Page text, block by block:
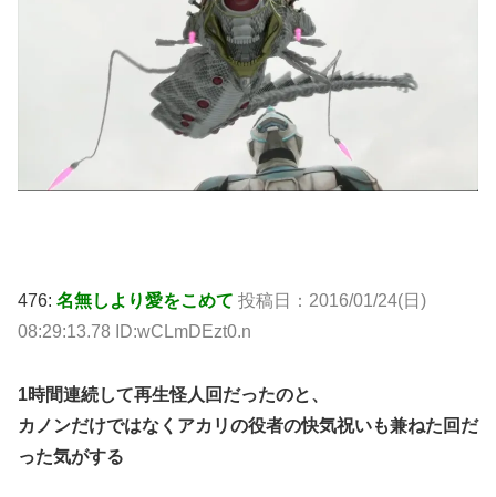
476: 名無しより愛をこめて 投稿日：2016/01/24(日)
08:29:13.78 ID:wCLmDEzt0.n
1時間連続して再生怪人回だったのと、
カノンだけではなくアカリの役者の快気祝いも兼ねた回だ
った気がする